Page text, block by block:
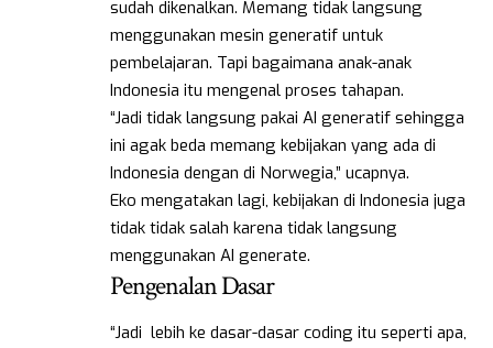
sudah dikenalkan. Memang tidak langsung
menggunakan mesin generatif untuk
pembelajaran. Tapi bagaimana anak-anak
Indonesia itu mengenal proses tahapan.
“Jadi tidak langsung pakai AI generatif sehingga
ini agak beda memang kebijakan yang ada di
Indonesia dengan di Norwegia,” ucapnya.
Eko mengatakan lagi, kebijakan di Indonesia juga
tidak tidak salah karena tidak langsung
menggunakan AI generate.
Pengenalan Dasar
“Jadi lebih ke dasar-dasar coding itu seperti apa,